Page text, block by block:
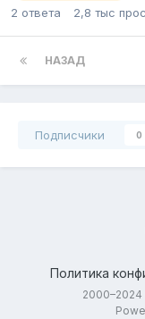
2 ответа 2,8 тыс
НАЗАД
Подписчики 0
Политика